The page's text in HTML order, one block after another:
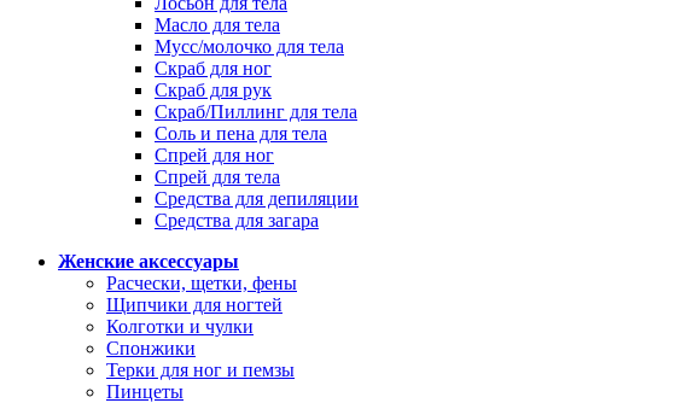
Масло для тела
Мусс/молочко для тела
Скраб для ног
Скраб для рук
Скраб/Пиллинг для тела
Соль и пена для тела
Спрей для ног
Спрей для тела
Средства для депиляции
Средства для загара
Женские аксессуары
Расчески, щетки, фены
Щипчики для ногтей
Колготки и чулки
Спонжики
Терки для ног и пемзы
Пинцеты